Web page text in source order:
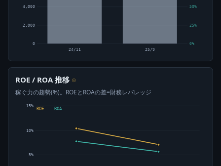
0
2,000
4,000
0%
25%
50%
24/11 25/9
ROE / ROA 推移 ⊙
稼ぐ力の趨勢(%)。ROEとROAの差=財務レバレッジ
5%
10%
15%
ROE ROA